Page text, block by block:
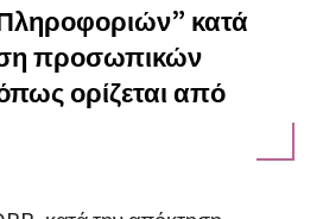
κατά
προσωπικών
ορίζεται από